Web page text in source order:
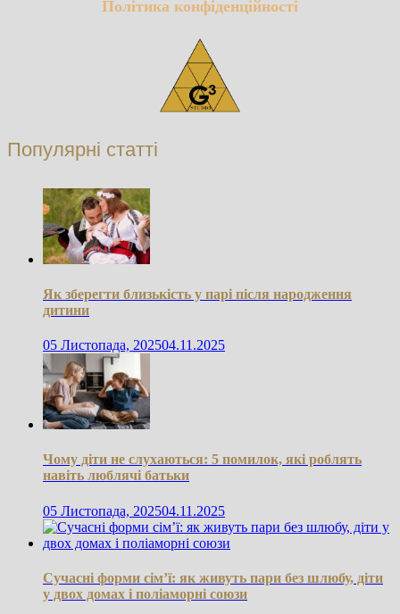
Політика конфіденційності
Популярні статті
Як зберегти близькість у парі після народження
дитини
05 Листопада, 202504.11.2025
Чому діти не слухаються: 5 помилок, які роблять
навіть люблячі батьки
05 Листопада, 202504.11.2025
Сучасні форми сім’ї: як живуть пари без шлюбу, діти
у двох домах і поліаморні союзи